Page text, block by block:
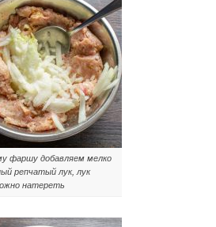
фаршу добавляем мелко
репчатый лук, лук
натереть